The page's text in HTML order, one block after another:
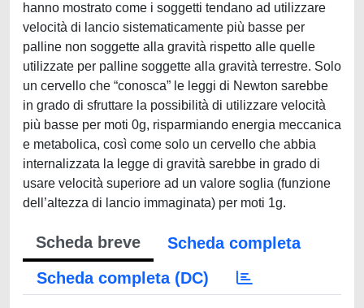
hanno mostrato come i soggetti tendano ad utilizzare
velocità di lancio sistematicamente più basse per
palline non soggette alla gravità rispetto alle quelle
utilizzate per palline soggette alla gravità terrestre. Solo
un cervello che “conosca” le leggi di Newton sarebbe
in grado di sfruttare la possibilità di utilizzare velocità
più basse per moti 0g, risparmiando energia meccanica
e metabolica, così come solo un cervello che abbia
internalizzata la legge di gravità sarebbe in grado di
usare velocità superiore ad un valore soglia (funzione
dell’altezza di lancio immaginata) per moti 1g.
Scheda breve
Scheda completa
Scheda completa (DC)